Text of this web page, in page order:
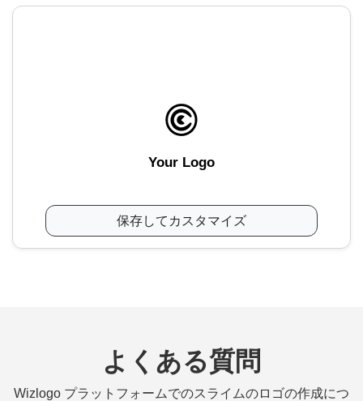
Your Logo
保存してカスタマイズ
よくある質問
Wizlogo プラットフォームでのスライムのロゴの作成につ